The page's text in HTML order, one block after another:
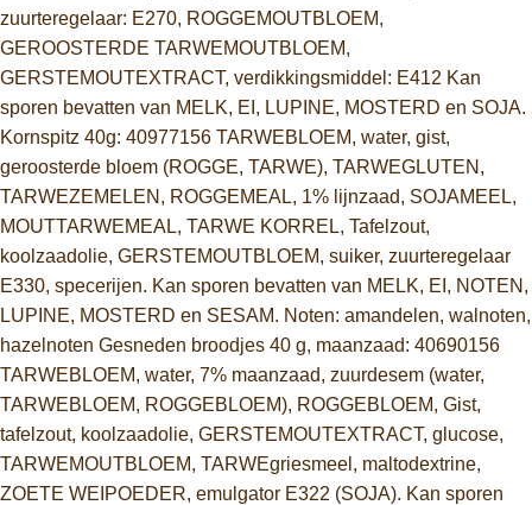
zuurteregelaar: E270, ROGGEMOUTBLOEM,
GEROOSTERDE TARWEMOUTBLOEM,
GERSTEMOUTEXTRACT, verdikkingsmiddel: E412 Kan
sporen bevatten van MELK, EI, LUPINE, MOSTERD en SOJA.
Kornspitz 40g: 40977156 TARWEBLOEM, water, gist,
geroosterde bloem (ROGGE, TARWE), TARWEGLUTEN,
TARWEZEMELEN, ROGGEMEAL, 1% lijnzaad, SOJAMEEL,
MOUTTARWEMEAL, TARWE KORREL, Tafelzout,
koolzaadolie, GERSTEMOUTBLOEM, suiker, zuurteregelaar
E330, specerijen. Kan sporen bevatten van MELK, EI, NOTEN,
LUPINE, MOSTERD en SESAM. Noten: amandelen, walnoten,
hazelnoten Gesneden broodjes 40 g, maanzaad: 40690156
TARWEBLOEM, water, 7% maanzaad, zuurdesem (water,
TARWEBLOEM, ROGGEBLOEM), ROGGEBLOEM, Gist,
tafelzout, koolzaadolie, GERSTEMOUTEXTRACT, glucose,
TARWEMOUTBLOEM, TARWEgriesmeel, maltodextrine,
ZOETE WEIPOEDER, emulgator E322 (SOJA). Kan sporen